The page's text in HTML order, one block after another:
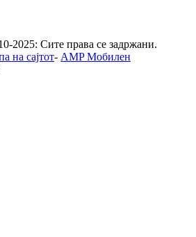
2025: Сите права се задржани.
на сајтот- AMP Мобилен